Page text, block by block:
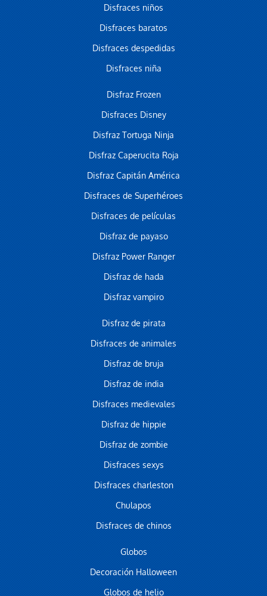
Disfraces niños
Disfraces baratos
Disfraces despedidas
Disfraces niña
Disfraz Frozen
Disfraces Disney
Disfraz Tortuga Ninja
Disfraz Caperucita Roja
Disfraz Capitán América
Disfraces de Superhéroes
Disfraces de películas
Disfraz de payaso
Disfraz Power Ranger
Disfraz de hada
Disfraz vampiro
Disfraz de pirata
Disfraces de animales
Disfraz de bruja
Disfraz de india
Disfraces medievales
Disfraz de hippie
Disfraz de zombie
Disfraces sexys
Disfraces charleston
Chulapos
Disfraces de chinos
Globos
Decoración Halloween
Globos de helio